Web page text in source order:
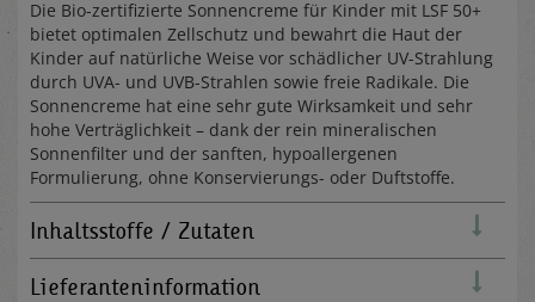
Die Bio-zertifizierte Sonnencreme für Kinder mit LSF 50+
bietet optimalen Zellschutz und bewahrt die Haut der
Kinder auf natürliche Weise vor schädlicher UV-Strahlung
durch UVA- und UVB-Strahlen sowie freie Radikale. Die
Sonnencreme hat eine sehr gute Wirksamkeit und sehr
hohe Verträglichkeit – dank der rein mineralischen
Sonnenfilter und der sanften, hypoallergenen
Formulierung, ohne Konservierungs- oder Duftstoffe.
Inhaltsstoffe / Zutaten
Lieferanteninformation